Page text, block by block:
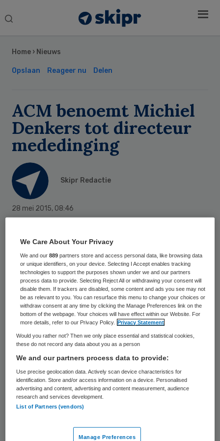
Search
Home › Nieuws
Opslaan Reageer nu Delen
ACM benoemt Michiel
Denkers tot directeur
mededinging
Skipr Redactie
28 mei 2015, 08:46
Het bestuur van de Autoriteit Consument &
Markt (ACM) heeft Michiel Denkers
benoemt tot directeur mededinging. Dat
heeft de organisatie donderdag bekend
gemaakt.
“Ik ben blij met de komst van Michiel
Denkers met zijn kennis en ervaring in het
financiële toezicht”, zegt Chris Fonteijn,
bestuursvoorzitter ACM. “Toezichthouders
kunnen veel van elkaar leren.”
van Gerard Bakker eind 2014. In de
Sidebar
We Care About Your Privacy
We and our889 partners store and access personal data, like browsing data
or unique identifiers, on your device. Selecting I Accept enables tracking
technologies to support the purposes shown under we and our partners
process data to provide. Selecting Reject All or withdrawing your consent will
disable them. If trackers are disabled, some content and ads you see may not
be as relevant to you. You can resurface this menu to change your choices or
withdraw consent at any time by clicking the Manage Preferences link on the
bottom of the webpage. Your choices will have effect within our Website. For
more details, refer to our Privacy Policy.
Privacy Statement
Would you rather not? Then we only place essential and statistical cookies,
these do not record any data about you as a person
We and our partners process data to provide:
Use precise geolocation data. Actively scan device characteristics for
identification. Store and/or access information on a device. Personalised
advertising and content, advertising and content measurement, audience
research and services development.
List of Partners (vendors)
Manage Preferences